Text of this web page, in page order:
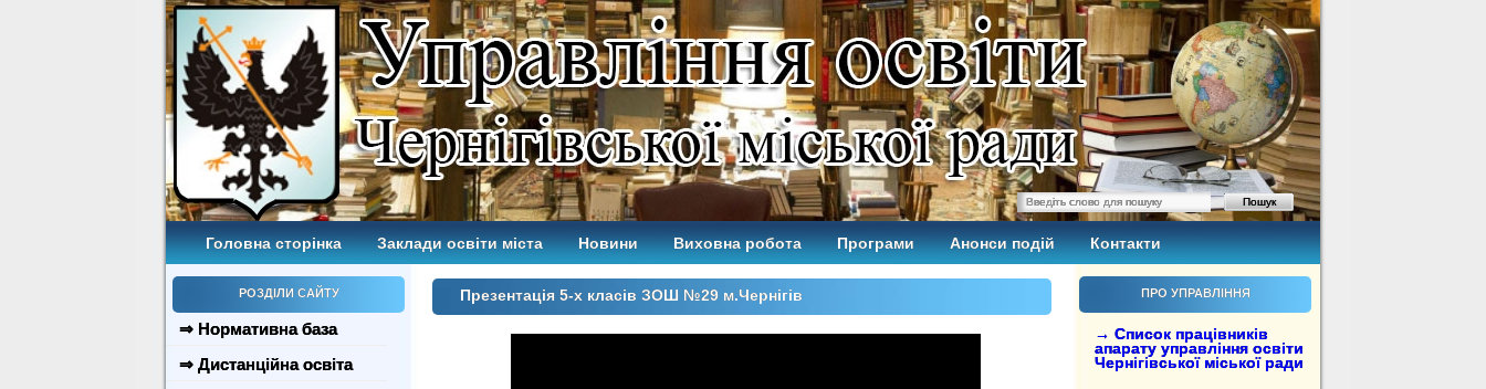
Головна сторінка Заклади освіти міста Новини Виховна робота Програми Анонси подій Контакти
РОЗДІЛИ САЙТУ
⇒ Нормативна база
⇒ Дистанційна освіта
ПРО УПРАВЛІННЯ
→ Список працівників
апарату управління освіти
Чернігівської міської ради
Презентація 5-х класів ЗОШ №29 м.Чернігів